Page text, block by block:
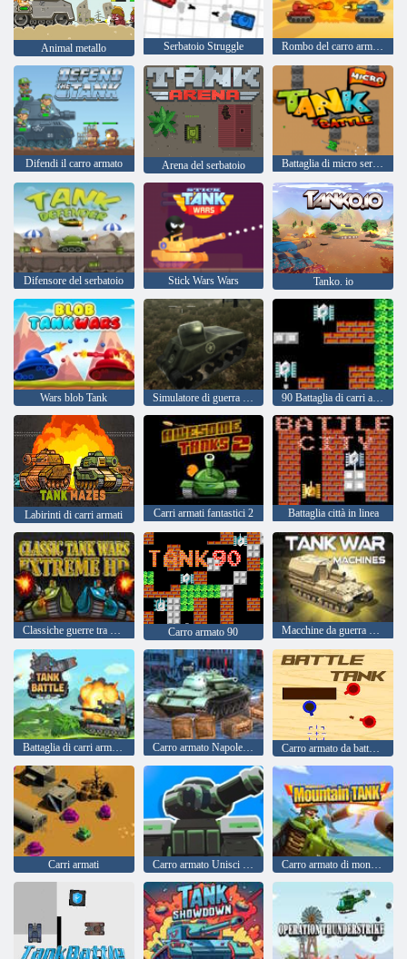
Animal metallo Serbatoio Struggle Rombo del carro armato
Difendi il carro armato Arena del serbatoio Battaglia di micro serbatoio
Difensore del serbatoio Stick Wars Wars Tanko. io
Wars blob Tank Simulatore di guerra di carri armati 90 Battaglia di carri armati
Labirinti di carri armati Carri armati fantastici 2 Battaglia città in linea
Classiche guerre tra carri armati Extreme HD Carro armato 90 Macchine da guerra corazzate
Battaglia di carri armati Guerra di carri armati Carro armato Napoleone Carro armato da battaglia
Carri armati Carro armato Unisci reale Carro armato di montagna